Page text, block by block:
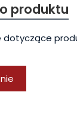
produktu